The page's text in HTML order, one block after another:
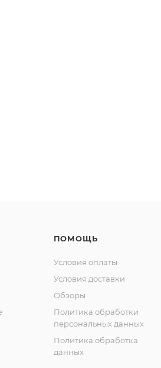
ПОМОЩЬ
Условия оплаты
Условия доставки
Обзоры
Политика обработки
персональных данных
Политика обработка
данных